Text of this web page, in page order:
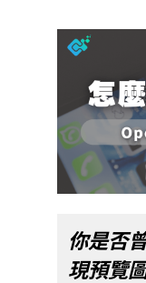
你是否
現預覽